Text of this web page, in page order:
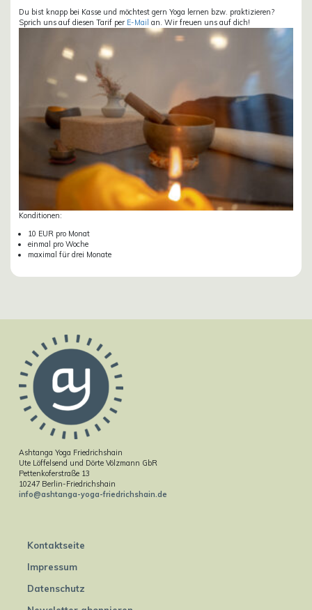
Du bist knapp bei Kasse und möchtest gern Yoga lernen bzw. praktizieren?
Sprich uns auf diesen Tarif per E-Mail an. Wir freuen uns auf dich!
Konditionen:
10 EUR pro Monat
einmal pro Woche
maximal für drei Monate
Ashtanga Yoga Friedrichshain
Ute Löffelsend und Dörte Völzmann GbR
Pettenkoferstraße 13
10247 Berlin-Friedrichshain
info@ashtanga-yoga-friedrichshain.de
Kontaktseite
Impressum
Datenschutz